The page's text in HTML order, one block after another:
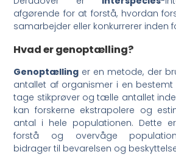
afgørende for at forstå, hvordan
samarbejder eller konkurrerer inden
Hvad er genoptælling?
Genoptælling er en metode, der
antallet af organismer i en
tage stikprøver og tælle antallet
kan forskerne ekstrapolere og
antal i hele populationen. Dette
forstå og overvåge
bidrager til bevarelsen og